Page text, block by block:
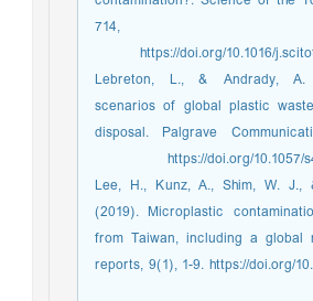
714,
https://doi.org/10.1016/
Lebreton, L., & Andrady,
scenarios of global plastic
disposal. Palgrave
https://doi.org/10.1057/
Lee, H., Kunz, A., Shim, W.
(2019). Microplastic
from Taiwan, including a global
reports, 9(1), 1-9. https://doi.org/